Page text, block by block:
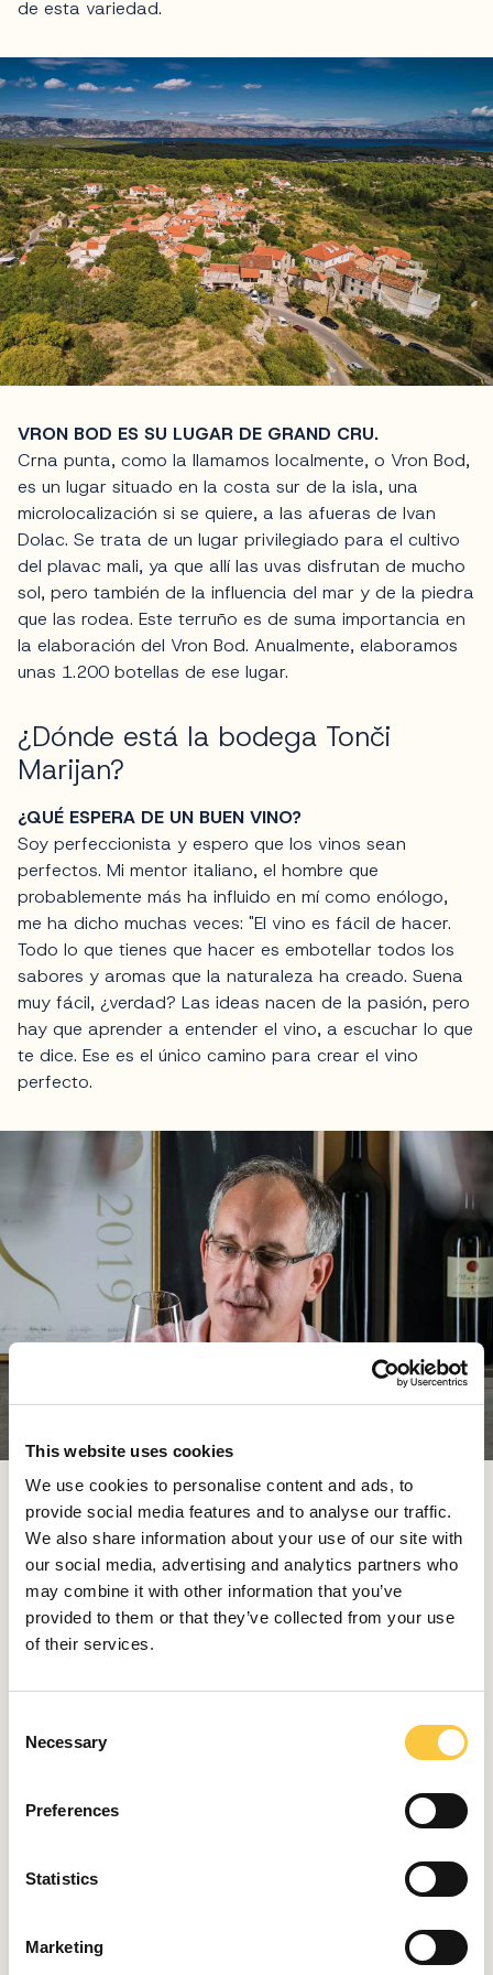
This website uses cookies
We use cookies to personalise content and ads, to
provide social media features and to analyse our traffic.
We also share information about your use of our site with
our social media, advertising and analytics partners who
may combine it with other information that you’ve
provided to them or that they’ve collected from your use
of their services.
Necessary
Preferences
Statistics
Marketing
de esta variedad.
VRON BOD ES SU LUGAR DE GRAND CRU.
Crna punta, como la llamamos localmente, o Vron Bod,
es un lugar situado en la costa sur de la isla, una
microlocalización si se quiere, a las afueras de Ivan
Dolac. Se trata de un lugar privilegiado para el cultivo
del plavac mali, ya que allí las uvas disfrutan de mucho
sol, pero también de la influencia del mar y de la piedra
que las rodea. Este terruño es de suma importancia en
la elaboración del Vron Bod. Anualmente, elaboramos
unas 1.200 botellas de ese lugar.
¿Dónde está la bodega Tonči
Marijan?
¿QUÉ ESPERA DE UN BUEN VINO?
Soy perfeccionista y espero que los vinos sean
perfectos. Mi mentor italiano, el hombre que
probablemente más ha influido en mí como enólogo,
me ha dicho muchas veces: "El vino es fácil de hacer.
Todo lo que tienes que hacer es embotellar todos los
sabores y aromas que la naturaleza ha creado. Suena
muy fácil, ¿verdad? Las ideas nacen de la pasión, pero
hay que aprender a entender el vino, a escuchar lo que
te dice. Ese es el único camino para crear el vino
perfecto.
HA COMENZADO LA PRODUCCIÓN DE BOGDANUŠA.
La bogdanuša es otra variedad olvidada durante
demasiado tiempo, pero posee la elegancia y la
sofisticación necesarias para los vinos refrescantes de
verano. He comprado ánforas para envejecerla, ya que
creo que esta variedad se beneficiará mucho de la
bogdanuša 3.0.
SU BODEGA EN PITVE OFRECE CATAS DE VINO Y
Contar mi historia lleva un poco de tiempo, y creo que
la cocina es el formato ideal, por así decirlo, para que
amor por la comida y el vino. Naturalmente, estas
creaciones gastronómicas están idealmente maridadas